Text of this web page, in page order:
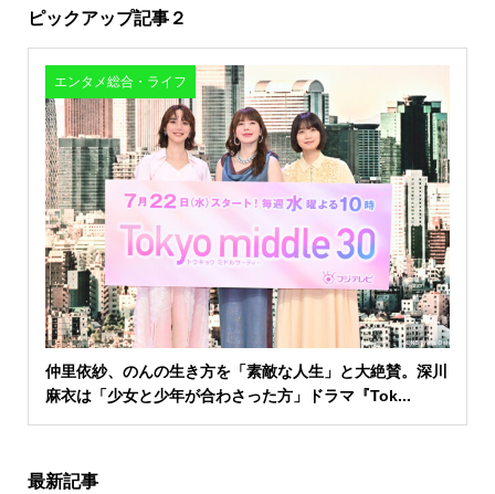
ピックアップ記事２
エンタメ総合・ライフ
仲里依紗、のんの生き方を「素敵な人生」と大絶賛。深川
麻衣は「少女と少年が合わさった方」ドラマ『Tok...
最新記事